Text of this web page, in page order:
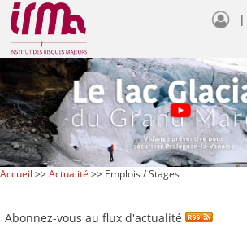
|
Accueil >>Actualité >> Emplois / Stages
Abonnez-vous au flux d'actualité